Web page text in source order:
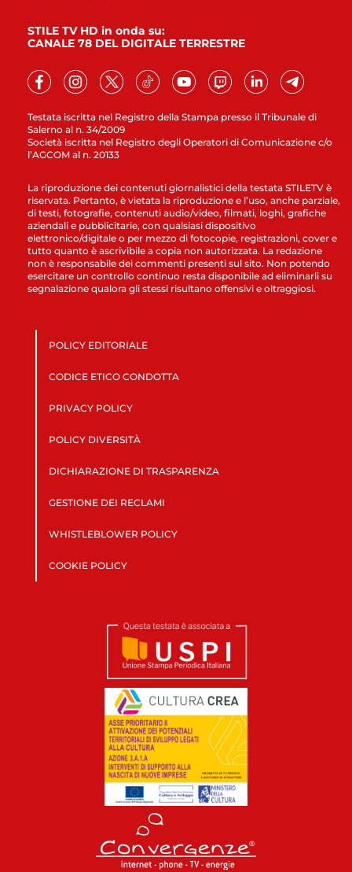
Testata iscritta nel Registro della Stampa presso il Tribunale di
Salerno al n. 34/2009
Società iscritta nel Registro degli Operatori di Comunicazione c/o
l’AGCOM al n. 20133
STILE TV HD in onda su:
CANALE 78 DEL DIGITALE TERRESTRE
La riproduzione dei contenuti giornalistici della testata STILETV è
riservata. Pertanto, è vietata la riproduzione e l’uso, anche parziale,
di testi, fotografie, contenuti audio/video, filmati, loghi, grafiche
aziendali e pubblicitarie, con qualsiasi dispositivo
elettronico/digitale o per mezzo di fotocopie, registrazioni, cover e
tutto quanto è ascrivibile a copia non autorizzata. La redazione
non è responsabile dei commenti presenti sul sito. Non potendo
esercitare un controllo continuo resta disponibile ad eliminarli su
segnalazione qualora gli stessi risultano offensivi e oltraggiosi.
POLICY EDITORIALE
CODICE ETICO CONDOTTA
PRIVACY POLICY
POLICY DIVERSITÀ
DICHIARAZIONE DI TRASPARENZA
GESTIONE DEI RECLAMI
WHISTLEBLOWER POLICY
COOKIE POLICY